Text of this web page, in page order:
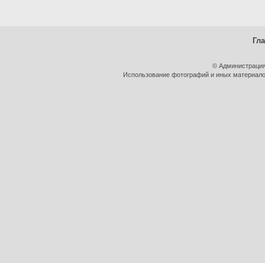
©
Использование фотографий и иных